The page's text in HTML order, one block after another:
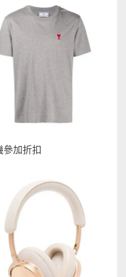
參加折扣